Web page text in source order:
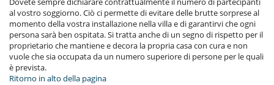
al vostro soggiorno. Ciò ci permette di evitare delle brutte sorprese al
momento della vostra installazione nella villa e di garantirvi che ogni
persona sarà ben ospitata. Si tratta anche di un segno di rispetto per il
proprietario che mantiene e decora la propria casa con cura e non
vuole che sia occupata da un numero superiore di persone per le quali
è prevista.
Ritorno in alto della pagina